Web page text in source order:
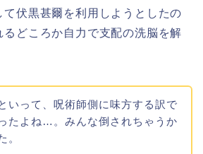
伏黒甚爾を利用しようとしたの
るどころか自力で支配の洗脳を解
いって、呪術師側に味方する訳で
たよね…。みんな倒されちゃうか
。